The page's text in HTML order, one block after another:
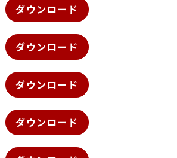
ダウンロード
ダウンロード
ダウンロード
ダウンロード